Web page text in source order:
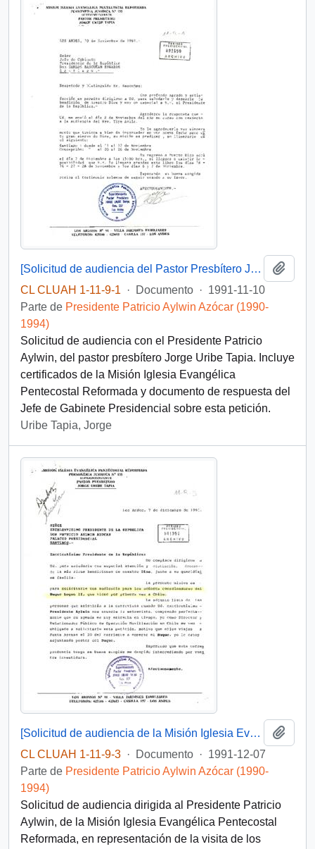
[Solicitud de audiencia del Pastor Presbítero Jorge Uribe Tapia]
CL CLUAH 1-11-9-1
· Documento · 1991-11-10
Parte de Presidente Patricio Aylwin Azócar (1990-
1994)
Solicitud de audiencia con el Presidente Patricio
Aylwin, del pastor presbítero Jorge Uribe Tapia. Incluye
certificados de la Misión Iglesia Evangélica
Pentecostal Reformada y documento de respuesta del
Jefe de Gabinete Presidencial sobre esta petición.
Uribe Tapia, Jorge
[Solicitud de audiencia de la Misión Iglesia Evangélica Pentecostal Reformada]
CL CLUAH 1-11-9-3 · Documento · 1991-12-07
Parte de Presidente Patricio Aylwin Azócar (1990-
1994)
Solicitud de audiencia dirigida al Presidente Patricio
Aylwin, de la Misión Iglesia Evangélica Pentecostal
Reformada, en representación de la visita de los